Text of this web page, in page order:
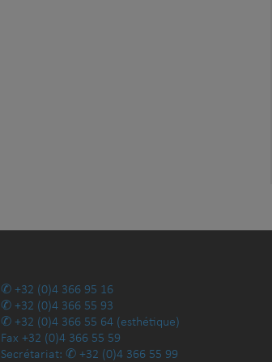
+32 (0)4 366 95 16
+32 (0)4 366 55 93
+32 (0)4 366 55 64 (esthétique)
Fax +32 (0)4 366 55 59
Secrétariat:
+32 (0)4 366 55 99